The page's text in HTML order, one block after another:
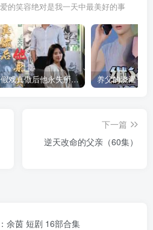
的笑容绝对是我一天中最美好的事
假戏真做后他永失所爱（60集）程澄＆杨珞仟
下一篇
逆天改命的父亲（60集）
余茵 短剧 16部合集